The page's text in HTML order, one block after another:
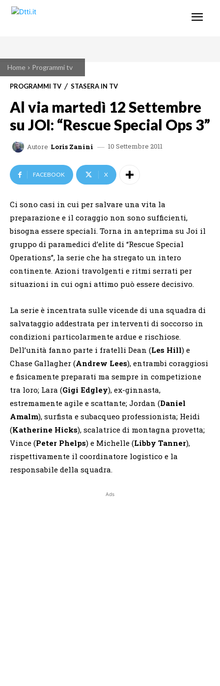
Home Programmi tv
PROGRAMMI TV STASERA IN TV
Al via martedì 12 Settembre
su JOI: “Rescue Special Ops 3”
Autore Loris Zanini 10 Settembre 2011
FACEBOOK X
Ci sono casi in cui per salvare una vita la
preparazione e il coraggio non sono sufficienti,
bisogna essere speciali. Torna in anteprima su Joi il
gruppo di paramedici d’elite di “Rescue Special
Operations”, la serie che ha stregato un intero
continente. Azioni travolgenti e ritmi serrati per
situazioni in cui ogni attimo può essere decisivo.
La serie è incentrata sulle vicende di una squadra di
salvataggio addestrata per interventi di soccorso in
condizioni particolarmente ardue e rischiose.
Dell’unità fanno parte i fratelli Dean (Les Hill) e
Chase Gallagher (Andrew Lees), entrambi coraggiosi
e fisicamente preparati ma sempre in competizione
tra loro; Lara (Gigi Edgley), ex-ginnasta,
estremamente agile e scattante; Jordan (Daniel
Amalm), surfista e subacqueo professionista; Heidi
(Katherine Hicks), scalatrice di montagna provetta;
Vince (Peter Phelps) e Michelle (Libby Tanner),
rispettivamente il coordinatore logistico e la
responsabile della squadra.
Ads